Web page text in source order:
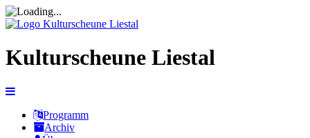
Kulturscheune Liestal
Programm
Archiv